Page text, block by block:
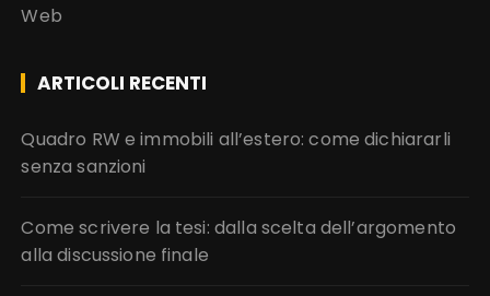
Web
ARTICOLI RECENTI
Quadro RW e immobili all’estero: come dichiararli
senza sanzioni
Come scrivere la tesi: dalla scelta dell’argomento
alla discussione finale